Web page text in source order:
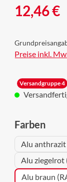
Regulärer Preis:
12,46 €
Preise inkl.
Versandgruppe 4
Farben
Alu anthrazit
Alu ziegelrot
Alu braun